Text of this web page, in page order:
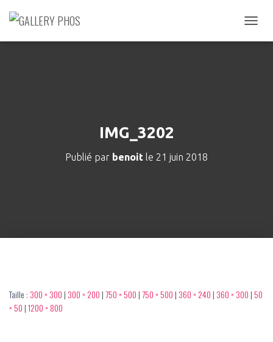
É
N
IMG_3202
Publié par benoit le 21 juin 2018
Taille : 300 × 300 | 300 × 200 |750 × 500 |750 × 500 | 360 × 240 | 360 × 300 |50
× 50 |1200 × 800